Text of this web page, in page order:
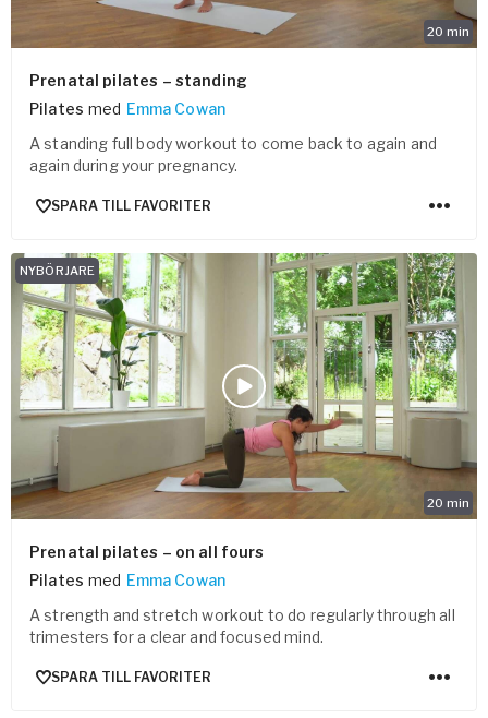
20 min
Prenatal pilates – standing
Pilates med Emma Cowan
A standing full body workout to come back to again and
again during your pregnancy.
SPARA TILL FAVORITER
20 min
NYBÖRJARE
Prenatal pilates – on all fours
Pilates med Emma Cowan
A strength and stretch workout to do regularly through all
trimesters for a clear and focused mind.
SPARA TILL FAVORITER